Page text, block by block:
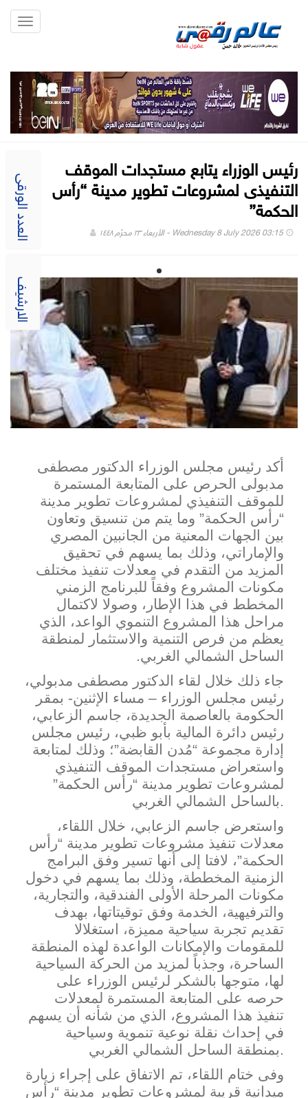
العدد الورقى
الارشيف
رئيس الوزراء يتابع مستجدات الموقف
التنفيذى لمشروعات تطوير مدينة “رأس
الحكمة”
Wednesday 8 July 2026 03:15 - الأربعاء ٢٣ محرّم ١٤٤٨
أكد رئيس مجلس الوزراء الدكتور مصطفى
مدبولى الحرص على المتابعة المستمرة
للموقف التنفيذي لمشروعات تطوير مدينة
“رأس الحكمة” وما يتم من تنسيق وتعاون
بين الجهات المعنية من الجانبين المصري
والإماراتي، وذلك بما يسهم في تحقيق
المزيد من التقدم في معدلات تنفيذ مختلف
مكونات المشروع وفقاً للبرنامج الزمني
المخطط في هذا الإطار، وصولا لاكتمال
مراحل هذا المشروع التنموي الواعد، الذي
يعظم من فرص التنمية والاستثمار لمنطقة
الساحل الشمالي الغربي.
جاء ذلك خلال لقاء الدكتور مصطفى مدبولي،
رئيس مجلس الوزراء – مساء الإثنين- بمقر
الحكومة بالعاصمة الجديدة، جاسم الزعابي،
رئيس دائرة المالية بأبو ظبي، رئيس مجلس
إدارة مجموعة “مُدن القابضة”؛ وذلك لمتابعة
واستعراض مستجدات الموقف التنفيذي
لمشروعات تطوير مدينة “رأس الحكمة”
بالساحل الشمالي الغربي.
واستعرض جاسم الزعابي، خلال اللقاء،
معدلات تنفيذ مشروعات تطوير مدينة “رأس
الحكمة”، لافتا إلى أنها تسير وفق البرامج
الزمنية المخططة، وذلك بما يسهم في دخول
مكونات المرحلة الأولى الفندقية، والتجارية،
والترفيهية، الخدمة وفق توقيتاتها، بهدف
تقديم تجربة سياحية مميزة، استغلالا
للمقومات والإمكانات الواعدة لهذه المنطقة
الساحرة، وجذباً لمزيد من الحركة السياحية
لها، متوجها بالشكر لرئيس الوزراء على
حرصه على المتابعة المستمرة لمعدلات
تنفيذ هذا المشروع، الذي من شأنه أن يسهم
في إحداث نقلة نوعية تنموية وسياحية
بمنطقة الساحل الشمالي الغربي.
وفى ختام اللقاء، تم الاتفاق على إجراء زيارة
ميدانية قريبة لمشروعات تطوير مدينة “رأس